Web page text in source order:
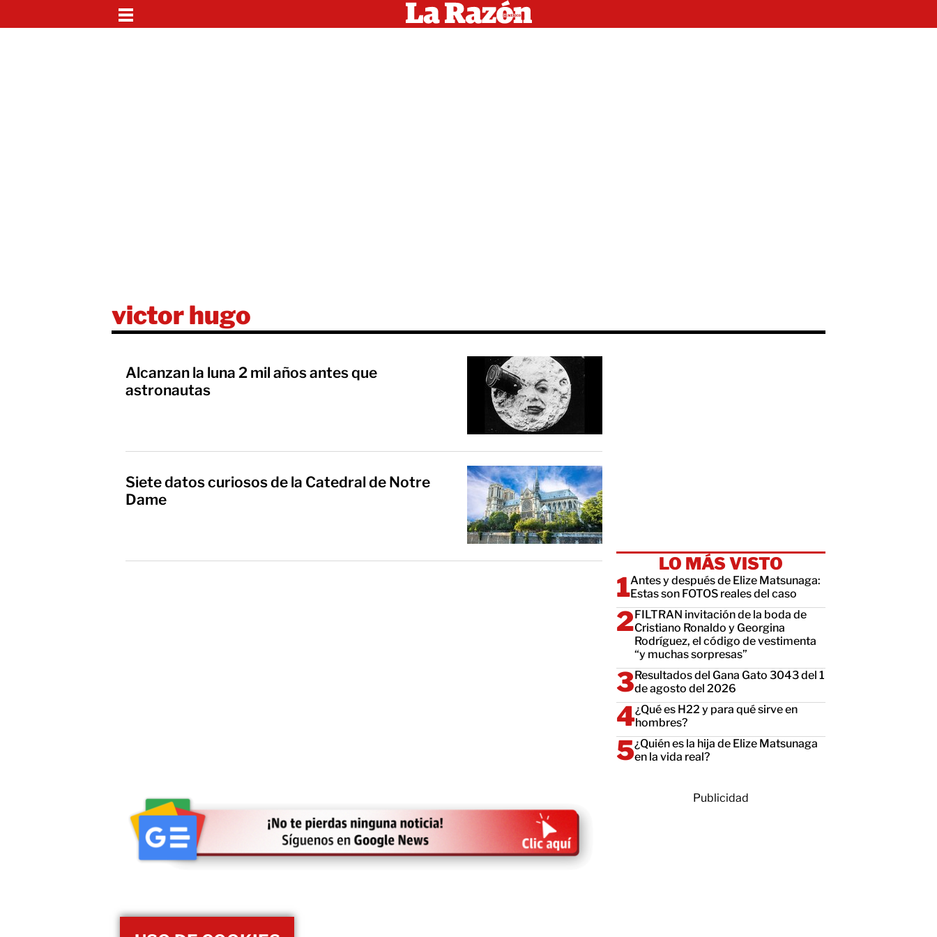
victor hugo
Alcanzan la luna 2 mil años antes que
astronautas
Siete datos curiosos de la Catedral de Notre
Dame
LO MÁS VISTO
Antes y después de Elize Matsunaga:
Estas son FOTOS reales del caso
FILTRAN invitación de la boda de
Cristiano Ronaldo y Georgina
Rodríguez, el código de vestimenta
“y muchas sorpresas”
Resultados del Gana Gato 3043 del 1
de agosto del 2026
¿Qué es H22 y para qué sirve en
hombres?
¿Quién es la hija de Elize Matsunaga
en la vida real?
Publicidad